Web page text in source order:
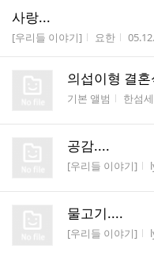
사랑...
게시판명
[우리들 이야기] 작성자
요한 작성
의섭이형 결
게시판명
기본 앨범 작성자
한섬세
공감....
게시판명
[우리들 이야기]
물고기....
게시판명
[우리들 이야기]